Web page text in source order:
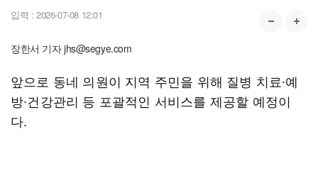
입력 : 2026-07-08 12:01
장한서 기자 jhs@segye.com
앞으로 동네 의원이 지역 주민을 위해 질병 치료∙예
방∙건강관리 등 포괄적인 서비스를 제공할 예정이
다.